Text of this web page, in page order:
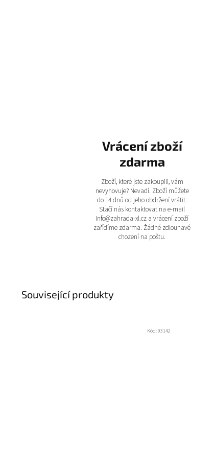
Vrácení zboží
zdarma
Zboží, které jste zakoupili, vám
nevyhovuje? Nevadí. Zboží můžete
do 14 dnů od jeho obdržení vrátit.
Stačí nás kontaktovat na e-mail
info@zahrada-xl.cz a vrácení zboží
zařídíme zdarma. Žádné zdlouhavé
chození na poštu.
Související produkty
Kód:93142